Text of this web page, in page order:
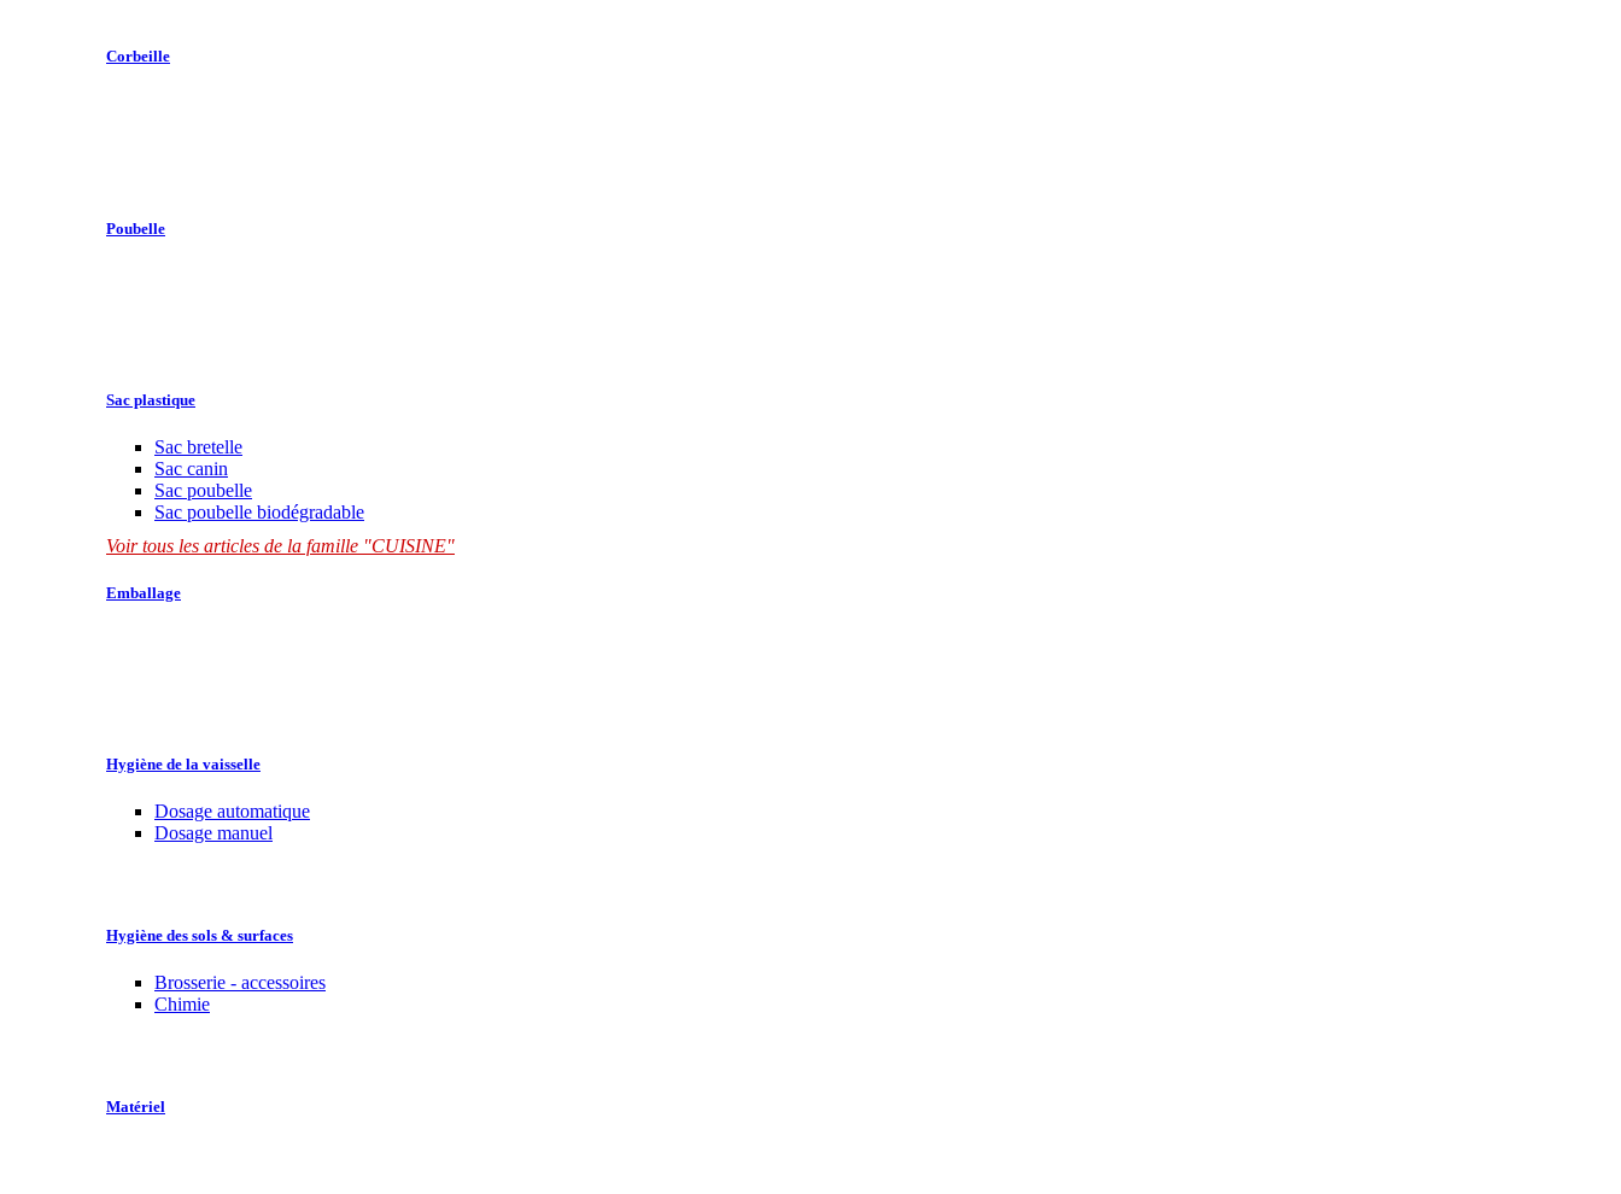
Corbeille
Poubelle
Sac plastique
Sac bretelle
Sac canin
Sac poubelle
Sac poubelle biodégradable
Voir tous les articles de la famille "CUISINE"
Emballage
Hygiène de la vaisselle
Dosage automatique
Dosage manuel
Hygiène des sols & surfaces
Brosserie - accessoires
Chimie
Matériel